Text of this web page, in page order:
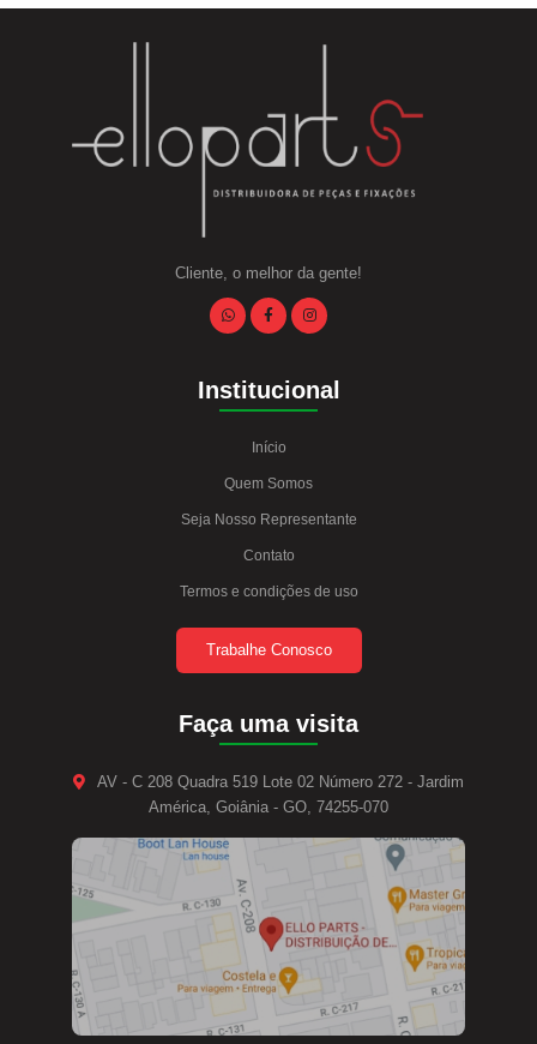
Cliente, o melhor da gente!
Institucional
Início
Quem Somos
Seja Nosso Representante
Contato
Termos e condições de uso
Trabalhe Conosco
Faça uma visita
AV - C 208 Quadra 519 Lote 02 Número 272 - Jardim
América, Goiânia - GO, 74255-070